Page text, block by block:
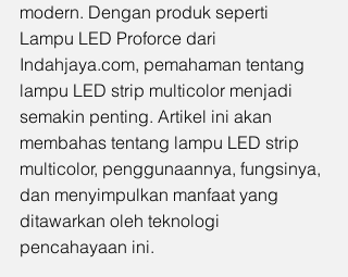
modern. Dengan produk seperti
Lampu LED Proforce dari
Indahjaya.com, pemahaman tentang
lampu LED strip multicolor menjadi
semakin penting. Artikel ini akan
membahas tentang lampu LED strip
multicolor, penggunaannya, fungsinya,
dan menyimpulkan manfaat yang
ditawarkan oleh teknologi
pencahayaan ini.